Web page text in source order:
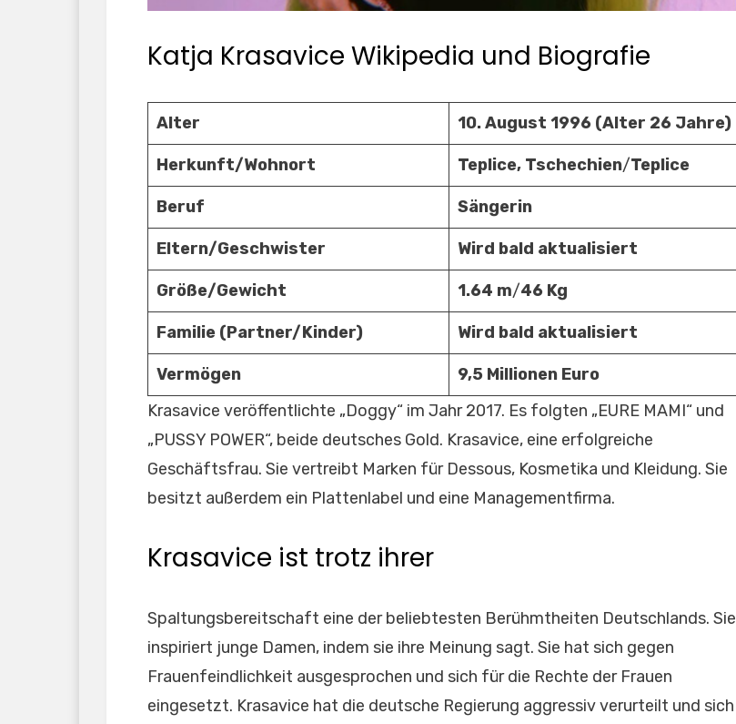
Katja Krasavice Wikipedia und Biografie
Alter 10. August 1996 (Alter 26 Jahre)
Herkunft/Wohnort Teplice, Tschechien/Teplice
Beruf Sängerin
Eltern/Geschwister Wird bald aktualisiert
Größe/Gewicht 1.64 m/46 Kg
Familie (Partner/Kinder) Wird bald aktualisiert
Vermögen
9,5 Millionen Euro
Krasavice veröffentlichte „Doggy“ im Jahr 2017. Es folgten „EURE MAMI“ und
„PUSSY POWER“, beide deutsches Gold. Krasavice, eine erfolgreiche
Geschäftsfrau. Sie vertreibt Marken für Dessous, Kosmetika und Kleidung. Sie
besitzt außerdem ein Plattenlabel und eine Managementfirma.
Krasavice ist trotz ihrer
Spaltungsbereitschaft eine der beliebtesten Berühmtheiten Deutschlands. Sie
inspiriert junge Damen, indem sie ihre Meinung sagt. Sie hat sich gegen
Frauenfeindlichkeit ausgesprochen und sich für die Rechte der Frauen
eingesetzt. Krasavice hat die deutsche Regierung aggressiv verurteilt und sich